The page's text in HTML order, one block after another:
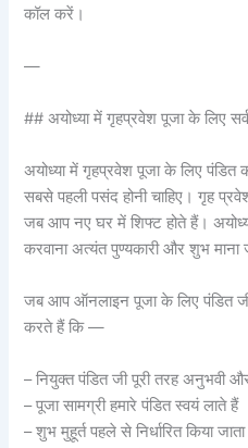
कॉल करें।
—
## अयोध्या में गृहप्रवेश पूजा के लिए
अयोध्या में गृहप्रवेश पूजा के लिए
सबसे पहली पसंद होनी चाहिए। गृह
जब आप नए घर में शिफ्ट होते हैं।
करवाना अत्यंत पुण्यकारी और शुभ माना
जब आप ऑनलाइन पूजा के लिए पंडित
करते हैं कि —
– नियुक्त पंडित जी पूरी तरह अनुभवी
– पूजा सामग्री हमारे पंडित स्वयं लाते हैं
– शुभ मुहूर्त पहले से निर्धारित किया